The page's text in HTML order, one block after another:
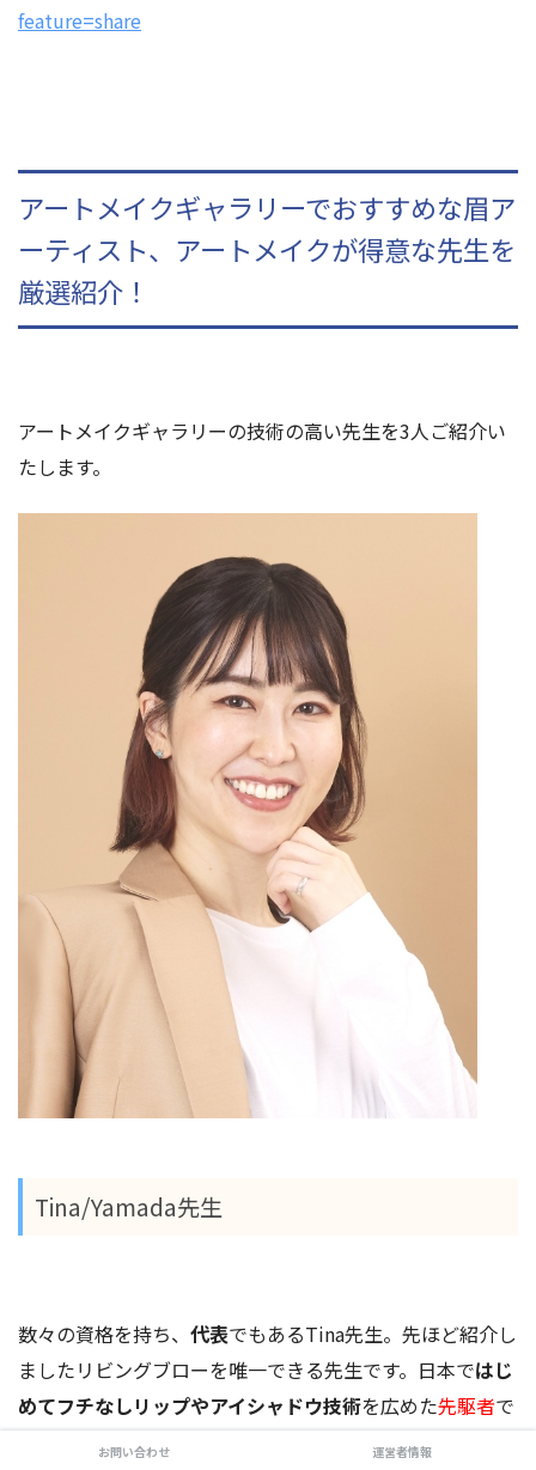
feature=share
アートメイクギャラリーでおすすめな眉ア
ーティスト、アートメイクが得意な先生を
厳選紹介！
アートメイクギャラリーの技術の高い先生を3人ご紹介い
たします。
Tina/Yamada先生
数々の資格を持ち、 代表でもあるTina先生。先ほど紹介し
ましたリビングブローを唯一できる先生です。日本ではじ
めてフチなしリップやアイシャドウ技術を広めた先駆者で
もあります。両手を自由自在に使えるのが特技で、海外か
お問い合わせ 運営者情報